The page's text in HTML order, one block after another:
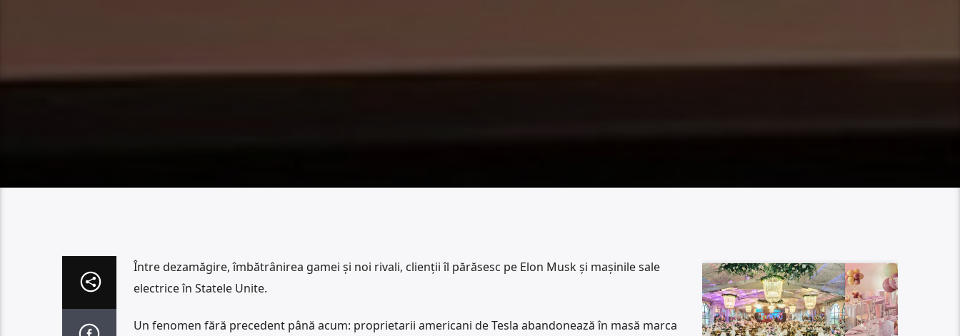
Între dezamăgire, îmbătrânirea gamei și noi rivali, clienții îl părăsesc pe Elon Musk și mașinile sale
electrice în Statele Unite.
Un fenomen fără precedent până acum: proprietarii americani de Tesla abandonează în masă marca